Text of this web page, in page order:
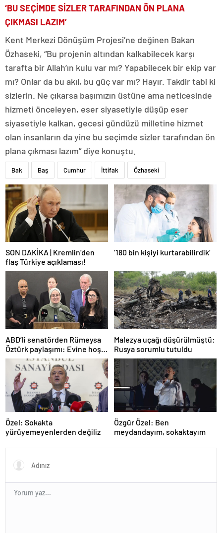
‘BU SEÇİMDE SİZLER TARAFINDAN ÖN PLANA
ÇIKMASI LAZIM’
Kent Merkezi Dönüşüm Projesi’ne değinen Bakan
Özhaseki, “Bu projenin altından kalkabilecek karşı
tarafta bir Allah’ın kulu var mı? Yapabilecek bir ekip var
mı? Onlar da bu akıl, bu güç var mı? Hayır. Takdir tabi ki
sizlerin. Ne çıkarsa başımızın üstüne ama neticesinde
hizmeti önceleyen, eser siyasetiyle düşüp eser
siyasetiyle kalkan, gecesi gündüzü milletine hizmet
olan insanların da yine bu seçimde sizler tarafından ön
plana çıkması lazım” diye konuştu.
Bak Baş Cumhur İttifak Özhaseki
SON DAKİKA | Kremlin’den
flaş Türkiye açıklaması!
‘180 bin kişiyi kurtarabilirdik’
ABD’li senatörden Rümeysa
Öztürk paylaşımı: Evine hoş
geldin!
Malezya uçağı düşürülmüştü:
Rusya sorumlu tutuldu
Özel: Sokakta
yürüyemeyenlerden değiliz
Özgür Özel: Ben
meydandayım, sokaktayım